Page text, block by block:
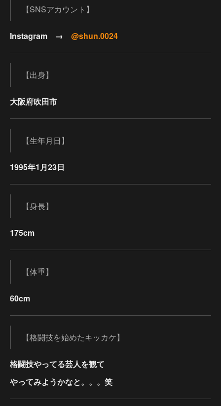
【SNSアカウント】
Instagram → @shun.0024
【出身】
大阪府吹田市
【生年月日】
1995年1月23日
【身長】
175cm
【体重】
60cm
【格闘技を始めたキッカケ】
格闘技やってる芸人を観て
やってみようかなと。。。笑